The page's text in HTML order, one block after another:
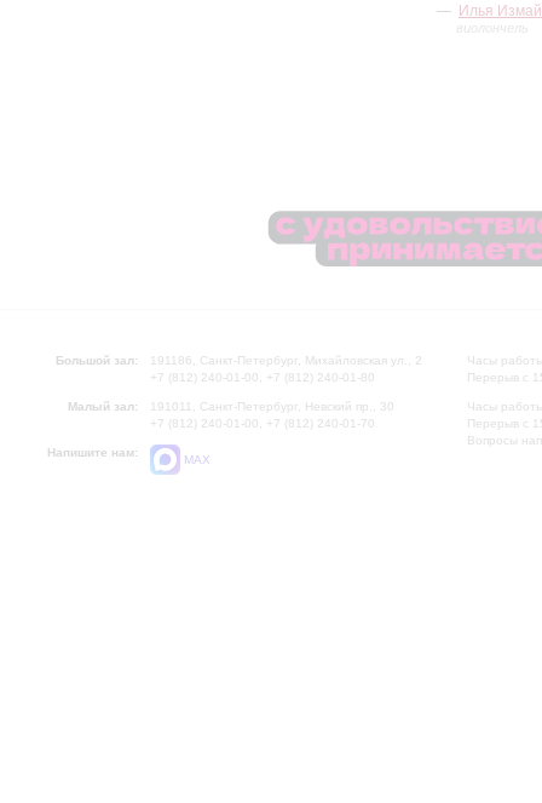
Илья
виолончель
Большой зал:
191186, Санкт-Петербург, Михайловская ул., 2
+7 (812) 240-01-00, +7 (812) 240-01-80
Малый зал:
191011, Санкт-Петербург, Невский пр., 30
+7 (812) 240-01-00, +7 (812) 240-01-70
Напишите нам:
MAX
Часы
Перерыв с
Часы
Перерыв с
Вопросы